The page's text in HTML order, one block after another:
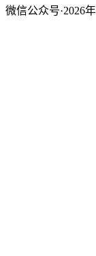
微信公众号·2026